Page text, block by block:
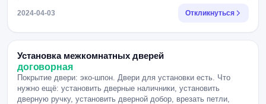
2024-04-03 Откликнуться
Установка межкомнатных дверей
договорная
Покрытие двери: эко-шпон. Двери для установки есть. Что
нужно ещё: установить дверные наличники, установить
дверную ручку, установить дверной добор, врезать петли,